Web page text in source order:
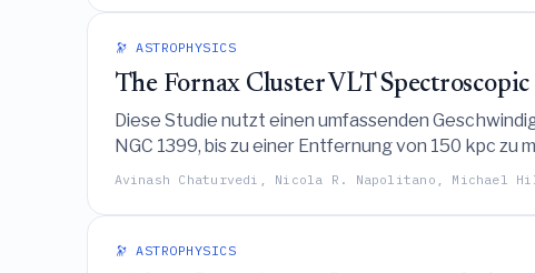
🔭 ASTROPHYSICS
The Fornax Cluster VLT
Diese Studie nutzt einen umfassenden
NGC 1399, bis zu einer Entfernung von 150 kpc
beschreiben, während die radiale Anisotropie im
Avinash Chaturvedi, Nicola R. Napolitano, Michael
🔭 ASTROPHYSICS